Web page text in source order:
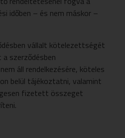
időben – és nem máskor –
vállalt kötelezettségét
szerződésben
áll rendelkezésére, köteles
belül tájékoztatni, valamint
fizetett összeget